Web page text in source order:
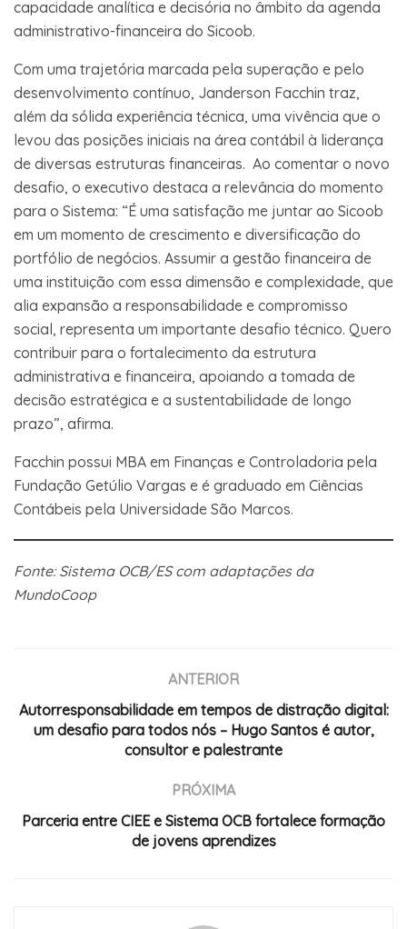
capacidade analítica e decisória no âmbito da agenda
administrativo-financeira do Sicoob.
Com uma trajetória marcada pela superação e pelo
desenvolvimento contínuo, Janderson Facchin traz,
além da sólida experiência técnica, uma vivência que o
levou das posições iniciais na área contábil à liderança
de diversas estruturas financeiras. Ao comentar o novo
desafio, o executivo destaca a relevância do momento
para o Sistema: “É uma satisfação me juntar ao Sicoob
em um momento de crescimento e diversificação do
portfólio de negócios. Assumir a gestão financeira de
uma instituição com essa dimensão e complexidade, que
alia expansão a responsabilidade e compromisso
social, representa um importante desafio técnico. Quero
contribuir para o fortalecimento da estrutura
administrativa e financeira, apoiando a tomada de
decisão estratégica e a sustentabilidade de longo
prazo”, afirma.
Facchin possui MBA em Finanças e Controladoria pela
Fundação Getúlio Vargas e é graduado em Ciências
Contábeis pela Universidade São Marcos.
Fonte: Sistema OCB/ES com adaptações da
MundoCoop
ANTERIOR
Autorresponsabilidade em tempos de distração digital:
um desafio para todos nós – Hugo Santos é autor,
consultor e palestrante
PRÓXIMA
Parceria entre CIEE e Sistema OCB fortalece formação
de jovens aprendizes